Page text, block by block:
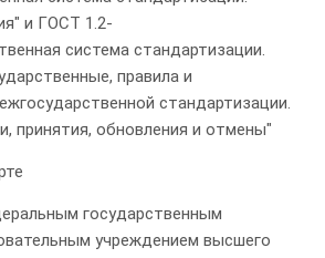
и ГОСТ 1.2-
система стандартизации.
правила и
стандартизации.
принятия, обновления и отмены"
государственным
учреждением высшего